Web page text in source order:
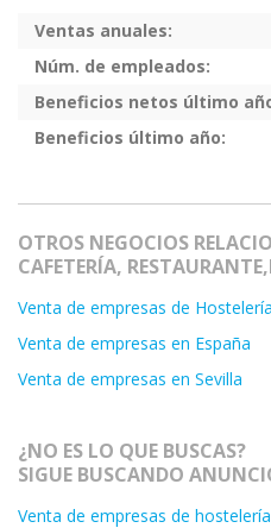
Ventas anuales:
Núm. de empleados:
Beneficios netos último
Beneficios último año:
OTROS NEGOCIOS
CAFETERÍA,
Venta de empresas de Hostelería
Venta de empresas en España
Venta de empresas en Sevilla
¿NO ES LO QUE BUSCAS?
SIGUE BUSCANDO
Venta de empresas de